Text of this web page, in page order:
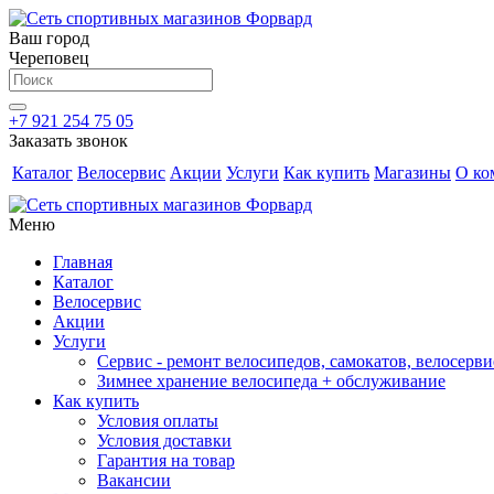
Ваш город
Череповец
+7 921 254 75 05
Заказать звонок
Каталог Велосервис Акции Услуги Как купить Магазины О
Меню
Главная
Каталог
Велосервис
Акции
Услуги
Сервис - ремонт велосипедов, самокатов,
Зимнее хранение велосипеда + обслуживание
Как купить
Условия оплаты
Условия доставки
Гарантия на товар
Вакансии